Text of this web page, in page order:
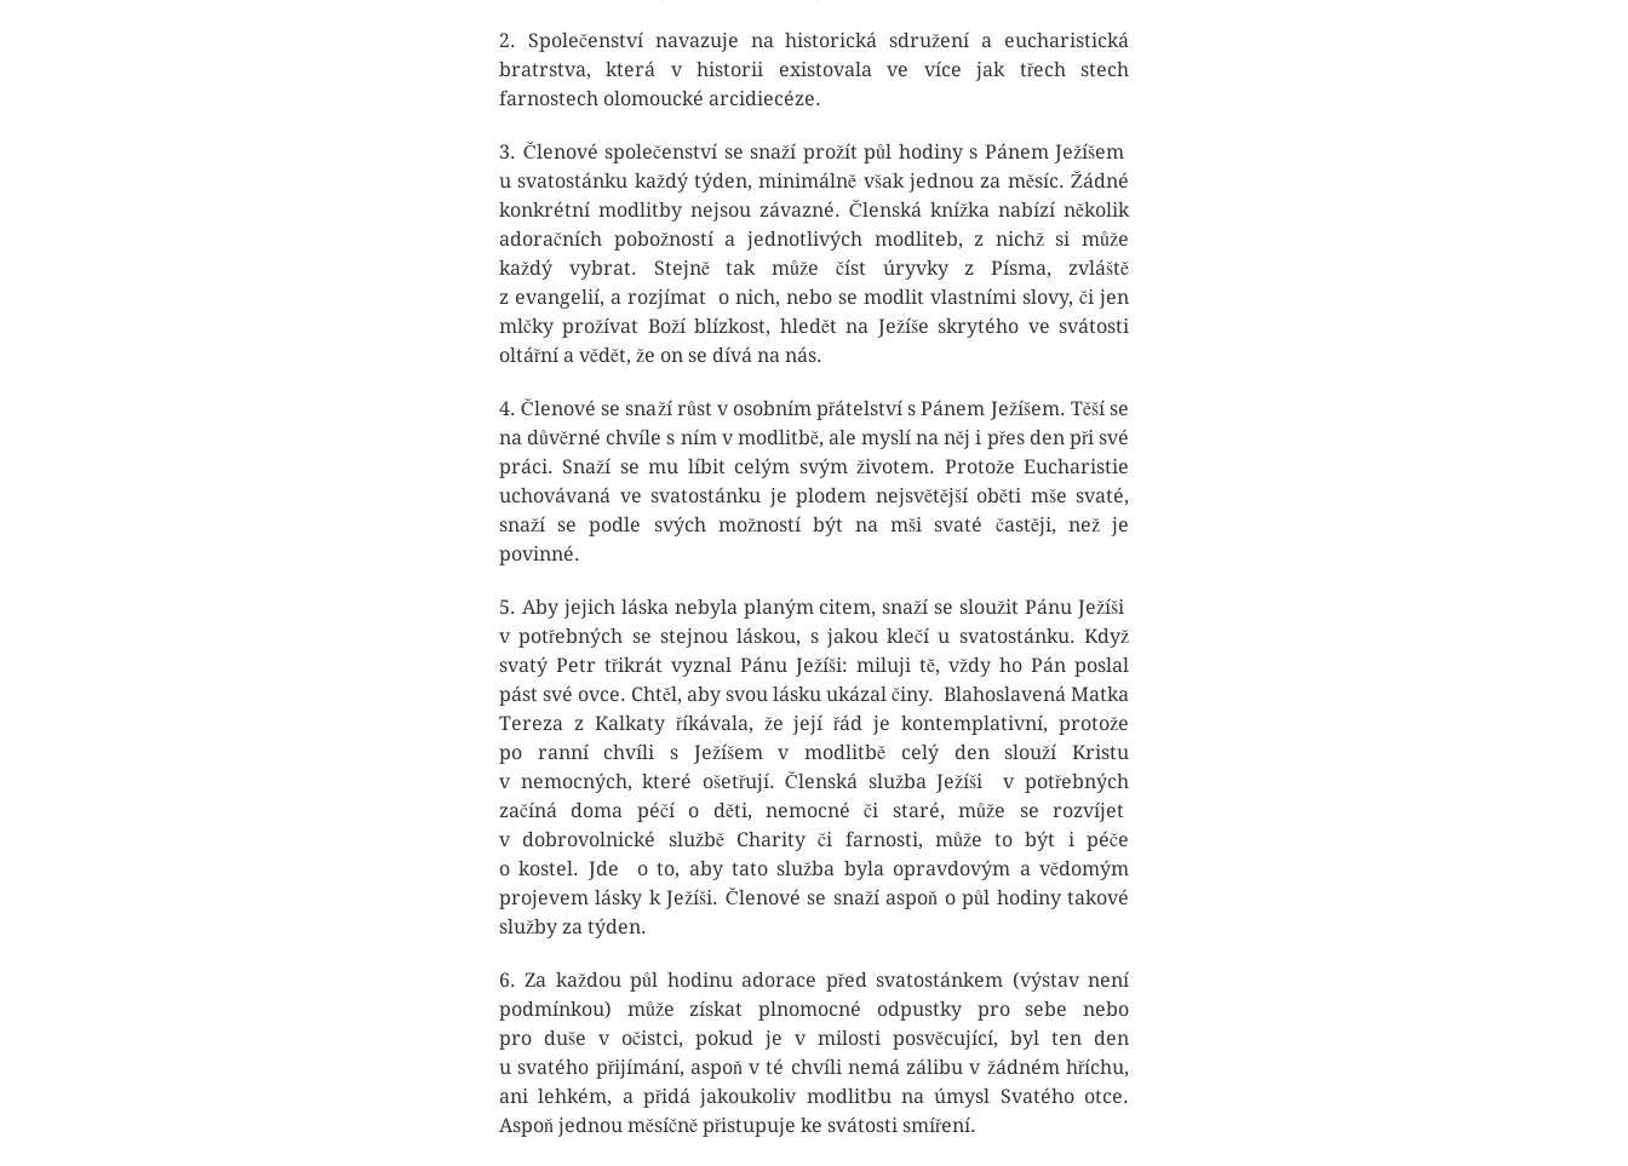
2. Společenství navazuje na historická sdružení a eucharistická
bratrstva, která v historii existovala ve více jak třech stech
farnostech olomoucké arcidiecéze.
3. Členové společenství se snaží prožít půl hodiny s Pánem Ježíšem
u svatostánku každý týden, minimálně však jednou za měsíc. Žádné
konkrétní modlitby nejsou závazné. Členská knížka nabízí několik
adoračních pobožností a jednotlivých modliteb, z nichž si může
každý vybrat. Stejně tak může číst úryvky z Písma, zvláště
z evangelií, a rozjímat o nich, nebo se modlit vlastními slovy, či jen
mlčky prožívat Boží blízkost, hledět na Ježíše skrytého ve svátosti
oltářní a vědět, že on se dívá na nás.
4. Členové se snaží růst v osobním přátelství s Pánem Ježíšem. Těší se
na důvěrné chvíle s ním v modlitbě, ale myslí na něj i přes den při své
práci. Snaží se mu líbit celým svým životem. Protože Eucharistie
uchovávaná ve svatostánku je plodem nejsvětější oběti mše svaté,
snaží se podle svých možností být na mši svaté častěji, než je
povinné.
5. Aby jejich láska nebyla planým citem, snaží se sloužit Pánu Ježíši
v potřebných se stejnou láskou, s jakou klečí u svatostánku. Když
svatý Petr třikrát vyznal Pánu Ježíši: miluji tě, vždy ho Pán poslal
pást své ovce. Chtěl, aby svou lásku ukázal činy. Blahoslavená Matka
Tereza z Kalkaty říkávala, že její řád je kontemplativní, protože
po ranní chvíli s Ježíšem v modlitbě celý den slouží Kristu
v nemocných, které ošetřují. Členská služba Ježíši v potřebných
začíná doma péčí o děti, nemocné či staré, může se rozvíjet
v dobrovolnické službě Charity či farnosti, může to být i péče
o kostel. Jde o to, aby tato služba byla opravdovým a vědomým
projevem lásky k Ježíši. Členové se snaží aspoň o půl hodiny takové
služby za týden.
6. Za každou půl hodinu adorace před svatostánkem (výstav není
podmínkou) může získat plnomocné odpustky pro sebe nebo
pro duše v očistci, pokud je v milosti posvěcující, byl ten den
u svatého přijímání, aspoň v té chvíli nemá zálibu v žádném hříchu,
ani lehkém, a přidá jakoukoliv modlitbu na úmysl Svatého otce.
Aspoň jednou měsíčně přistupuje ke svátosti smíření.